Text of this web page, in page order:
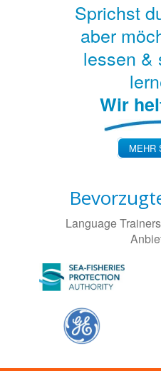
Sprichst
aber
lessen &
Wir
MEHR
Language